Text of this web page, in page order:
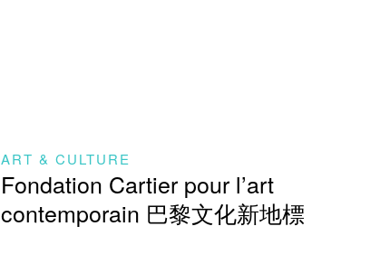
ART & CULTURE
Fondation Cartier pour l’art
contemporain 巴黎文化新地標